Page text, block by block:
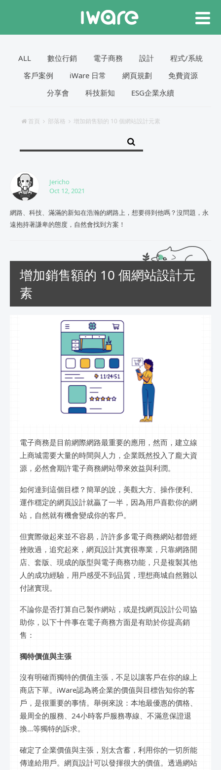
ALL 數位行銷 電子商務 設計
程式/系統
客戶案例
iWare 日常 網頁規劃
免費資源
分享會
科技新知 ESG企業永續
首頁 部落格 增加銷售額的 10 個網站設計元素
Jericho
Oct 12, 2021
網路、科技、滿滿的新知在浩瀚的網路上，想要得到他嗎？沒問題，永
遠抱持著謙卑的態度，自然會找到方案！
增加銷售額的 10 個網站設計元
素
電子商務是目前網際網路最重要的應用，然而，建立線
上商城需要大量的時間與人力，企業既然投入了龐大資
源，必然會期許電子商務網站帶來效益與利潤。
如何達到這個目標？簡單的說，美觀大方、操作便利、
運作穩定的網頁設計就贏了一半，因為用戶喜歡你的網
站，自然就有機會變成你的客戶。
但實際做起來並不容易，許許多多電子商務網站都曾經
挫敗過，追究起來，網頁設計其實很專業，只靠網路開
店、套版、現成的版型與電子商務功能，只是複製其他
人的成功經驗，用戶感受不到品質，理想商城自然難以
付諸實現。
不論你是否打算自己製作網站，或是找網頁設計公司協
助你，以下十件事在電子商務方面是有助於你提高銷
售：
獨特價值與主張
沒有明確而獨特的價值主張，不足以讓客戶在你的線上
商店下單。iWare認為將企業的價值與目標告知你的客
戶，是很重要的事情。舉例來說：本地最優惠的價格、
最周全的服務、24小時客戶服務專線、不滿意保證退
換...等獨特的訴求。
確定了企業價值與主張，別太含蓄，利用你的一切所能
傳達給用戶。網頁設計可以發揮很大的價值。透過網站